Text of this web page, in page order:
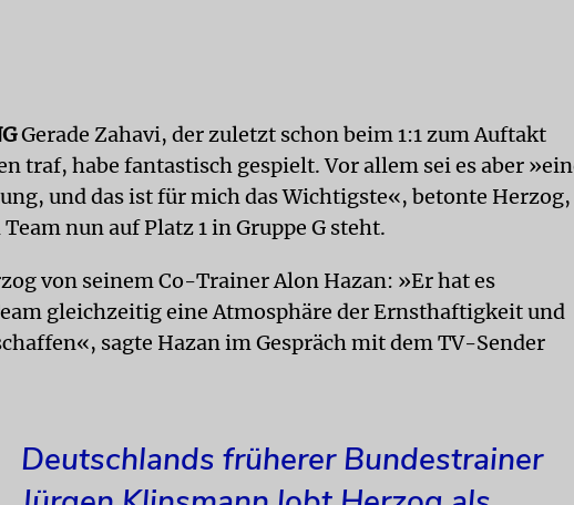
Gerade Zahavi, der zuletzt schon beim 1:1 zum Auftakt
traf, habe fantastisch gespielt. Vor allem sei es aber
und das ist für mich das Wichtigste«, betonte Herzog,
nun auf Platz 1 in Gruppe G steht.
von seinem Co-Trainer Alon Hazan: »Er hat es
gleichzeitig eine Atmosphäre der Ernsthaftigkeit und
sagte Hazan im Gespräch mit dem TV-Sender
Deutschlands früherer Bundestrainer